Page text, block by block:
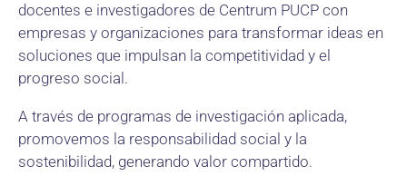
docentes e investigadores de Centrum PUCP con
empresas y organizaciones para transformar ideas en
soluciones que impulsan la competitividad y el
progreso social.
A través de programas de investigación aplicada,
promovemos la responsabilidad social y la
sostenibilidad, generando valor compartido.